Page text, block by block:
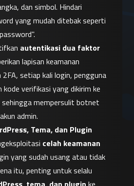
dan simbol. Hindari
yang mudah ditebak seperti
autentikasi dua faktor
lapisan keamanan
setiap kali login, pengguna
kode verifikasi yang dikirim ke
mempersulit botnet
admin.
Tema, dan Plugin
celah keamanan
yang sudah usang atau tidak
itu, penting untuk selalu